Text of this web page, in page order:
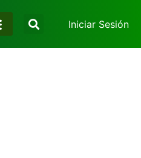
Iniciar Sesión